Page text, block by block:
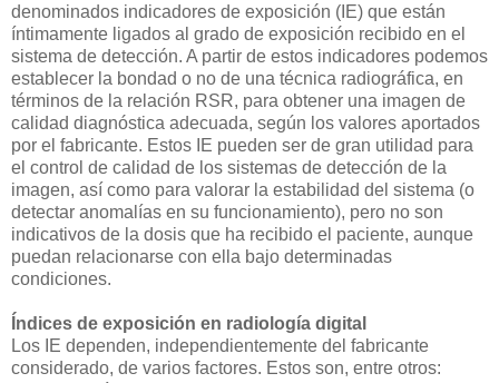
denominados indicadores de exposición (IE) que están
íntimamente ligados al grado de exposición recibido en el
sistema de detección. A partir de estos indicadores podemos
establecer la bondad o no de una técnica radiográfica, en
términos de la relación RSR, para obtener una imagen de
calidad diagnóstica adecuada, según los valores aportados
por el fabricante. Estos IE pueden ser de gran utilidad para
el control de calidad de los sistemas de detección de la
imagen, así como para valorar la estabilidad del sistema (o
detectar anomalías en su funcionamiento), pero no son
indicativos de la dosis que ha recibido el paciente, aunque
puedan relacionarse con ella bajo determinadas
condiciones.
Índices de exposición en radiología digital
Los IE dependen, independientemente del fabricante
considerado, de varios factores. Estos son, entre otros: